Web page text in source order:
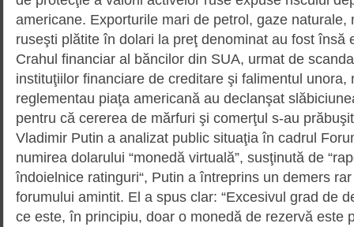
americane. Exporturile mari de petrol, gaze naturale,
ruseşti plătite în dolari la preţ denominat au fost însă
Crahul financiar al băncilor din SUA, urmat de
instituţiilor financiare de creditare şi falimentul unora,
reglementau piaţa americană au declanşat
pentru că cererea de mărfuri şi comerţul s-au
Vladimir Putin a analizat public situaţia în cadrul
numirea dolarului “monedă virtuală”, susţinută de
îndoielnice ratinguri“, Putin a întreprins un demers
forumului amintit. El a spus clar: “Excesivul grad de
ce este, în principiu, doar o monedă de rezervă este